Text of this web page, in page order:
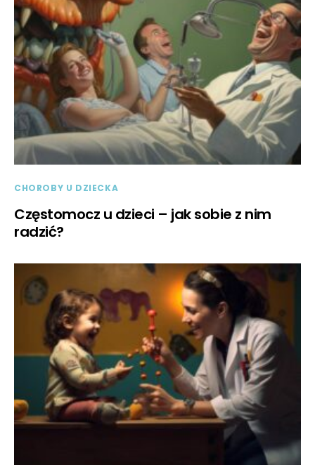
CHOROBY U DZIECKA
Częstomocz u dzieci – jak sobie z nim
radzić?